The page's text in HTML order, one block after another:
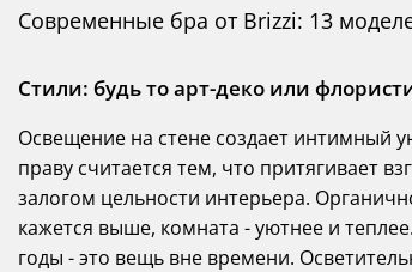
Современные бра от Brizzi: 13
Стили: будь то арт-деко или
Освещение на стене создает
праву считается тем, что притягивает
залогом цельности интерьера.
кажется выше, комната - уютнее и
годы - это вещь вне времени.